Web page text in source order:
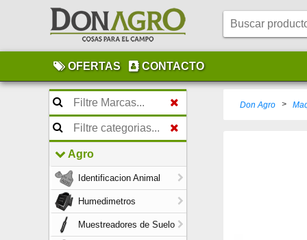
OFERTAS CONTACTO
Agro
Identificacion Animal
Humedimetros
Muestreadores de Suelo
Don Agro >